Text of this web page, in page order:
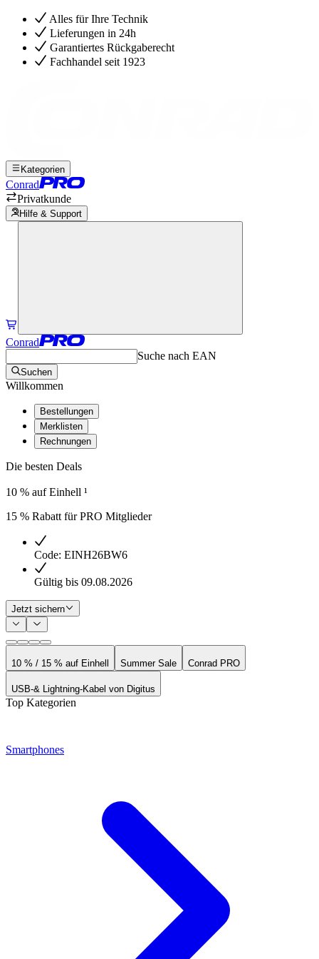
Alles für Ihre Technik
Lieferungen in 24h
Garantiertes Rückgaberecht
Fachhandel seit 1923
Kategorien
Conrad
Privatkunde
Hilfe & Support
Conrad
Suche nach EAN
Suchen
Willkommen
Bestellungen
Merklisten
Rechnungen
Die besten Deals
Code: EINH26BW6
Gültig bis 09.08.2026
Conrad PRO
USB-& Lightning-Kabel von Digitus